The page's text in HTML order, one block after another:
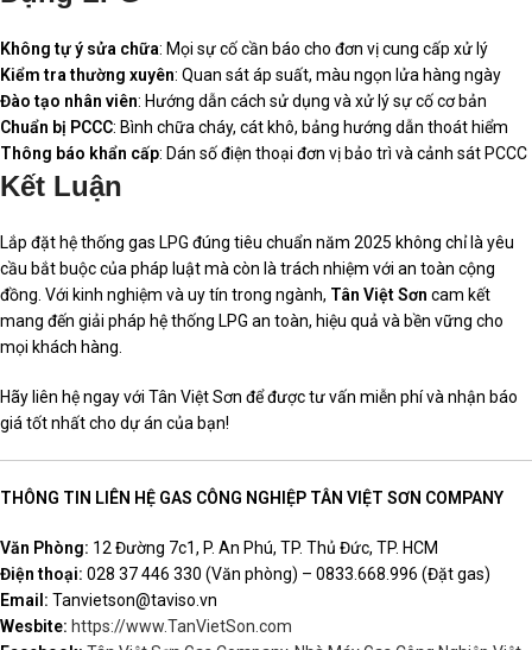
Không tự ý sửa chữa: Mọi sự cố cần báo cho đơn vị cung cấp xử lý
Kiểm tra thường xuyên: Quan sát áp suất, màu ngọn lửa hàng ngày
Đào tạo nhân viên: Hướng dẫn cách sử dụng và xử lý sự cố cơ bản
Chuẩn bị PCCC: Bình chữa cháy, cát khô, bảng hướng dẫn thoát hiểm
Thông báo khẩn cấp: Dán số điện thoại đơn vị bảo trì và cảnh sát PCCC
Kết Luận
Lắp đặt hệ thống gas LPG đúng tiêu chuẩn năm 2025 không chỉ là yêu
cầu bắt buộc của pháp luật mà còn là trách nhiệm với an toàn cộng
đồng. Với kinh nghiệm và uy tín trong ngành, Tân Việt Sơn cam kết
mang đến giải pháp hệ thống LPG an toàn, hiệu quả và bền vững cho
mọi khách hàng.
Hãy liên hệ ngay với Tân Việt Sơn để được tư vấn miễn phí và nhận báo
giá tốt nhất cho dự án của bạn!
THÔNG TIN LIÊN HỆ GAS CÔNG NGHIỆP TÂN VIỆT SƠN COMPANY
Văn Phòng: 12 Đường 7c1, P. An Phú, TP. Thủ Đức, TP. HCM
Điện thoại: 028 37 446 330 (Văn phòng) – 0833.668.996 (Đặt gas)
Email: Tanvietson@taviso.vn
Wesbite: https://www.TanVietSon.com